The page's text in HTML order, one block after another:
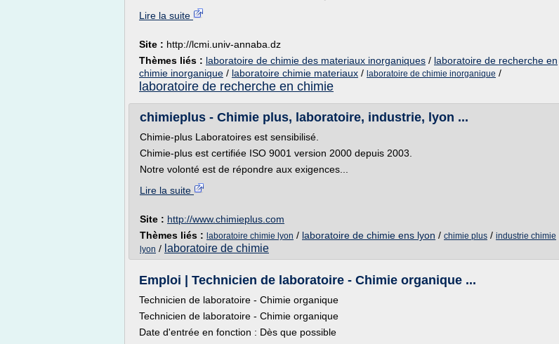
Lire la suite
Site : http://lcmi.univ-annaba.dz
Thèmes liés : laboratoire de chimie des materiaux inorganiques / laboratoire de recherche en
chimie inorganique / laboratoire chimie materiaux / laboratoire de chimie inorganique /
laboratoire de recherche en chimie
chimieplus - Chimie plus, laboratoire, industrie, lyon ...
Chimie-plus Laboratoires est sensibilisé.
Chimie-plus est certifiée ISO 9001 version 2000 depuis 2003.
Notre volonté est de répondre aux exigences...
Lire la suite
Site : http://www.chimieplus.com
Thèmes liés : laboratoire chimie lyon / laboratoire de chimie ens lyon / chimie plus / industrie chimie
lyon / laboratoire de chimie
Emploi | Technicien de laboratoire - Chimie organique ...
Technicien de laboratoire - Chimie organique
Technicien de laboratoire - Chimie organique
Date d'entrée en fonction : Dès que possible